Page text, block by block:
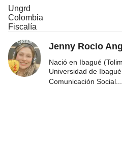
Ungrd
Colombia
Fiscalía
Jenny Rocio
Nació en Ibagué
Universidad de
Comunicación Social